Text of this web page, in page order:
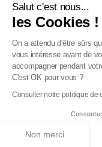
Salut c'est nous...
les Cookies !
On a attendu d'être sûrs
vous intéresse avant de
accompagner pendant
C'est OK pour vous ?
Consulter notre politique de
Non merci
Qual é a sua
Qual é a tua
Qual é a tua
Qual é a tua
Empresas